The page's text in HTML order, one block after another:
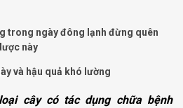
trong ngày đông lạnh đừng quên
này
và hậu quả khó lường
cây có tác dụng chữa bệnh